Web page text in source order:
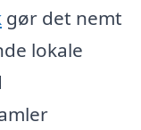
gør det nemt
lokale